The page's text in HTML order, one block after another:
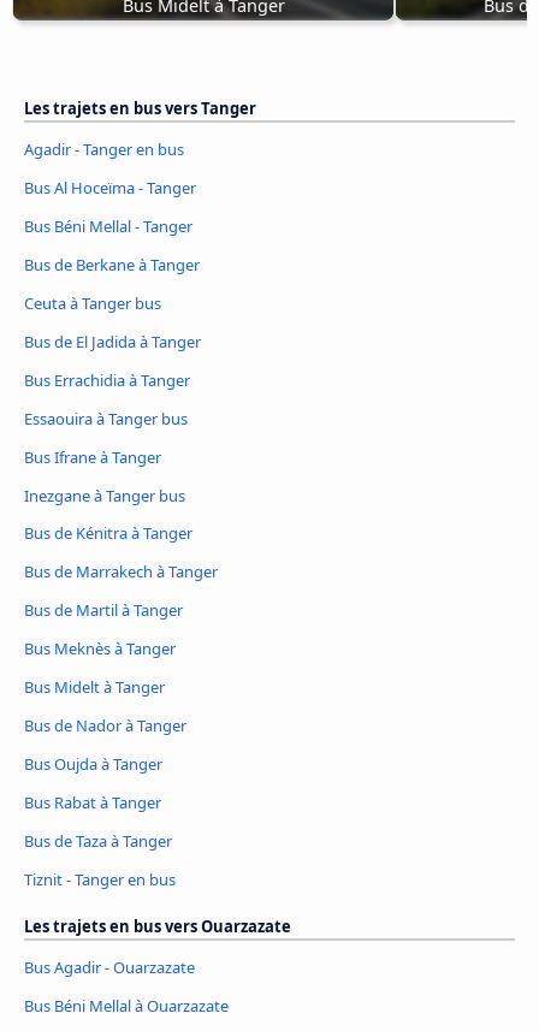
Bus Midelt à Tanger Bus
Les trajets en bus vers Tanger
Agadir - Tanger en bus
Bus Al Hoceïma - Tanger
Bus Béni Mellal - Tanger
Bus de Berkane à Tanger
Ceuta à Tanger bus
Bus de El Jadida à Tanger
Bus Errachidia à Tanger
Essaouira à Tanger bus
Bus Ifrane à Tanger
Inezgane à Tanger bus
Bus de Kénitra à Tanger
Bus de Marrakech à Tanger
Bus de Martil à Tanger
Bus Meknès à Tanger
Bus Midelt à Tanger
Bus de Nador à Tanger
Bus Oujda à Tanger
Bus Rabat à Tanger
Bus de Taza à Tanger
Tiznit - Tanger en bus
Les trajets en bus vers Ouarzazate
Bus Agadir - Ouarzazate
Bus Béni Mellal à Ouarzazate